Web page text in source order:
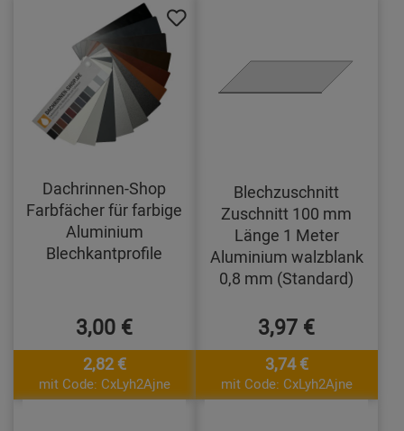
Dachrinnen-Shop
Farbfächer für farbige
Aluminium
Blechkantprofile
3,00 €
2,82 €
mit Code: CxLyh2Ajne
Blechzuschnitt
Zuschnitt 100 mm
Länge 1 Meter
Aluminium walzblank
0,8 mm (Standard)
3,97 €
3,74 €
mit Code: CxLyh2Ajne